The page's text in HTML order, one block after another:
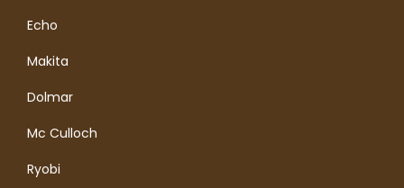
Echo
Makita
Dolmar
Mc Culloch
Ryobi